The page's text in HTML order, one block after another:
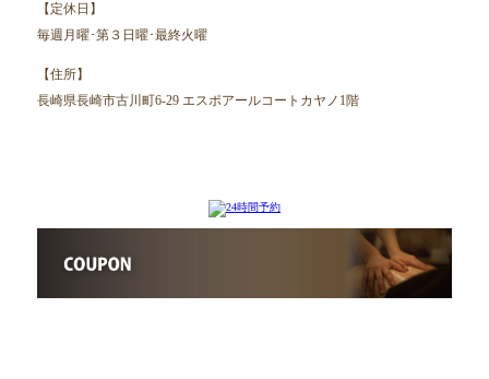
【定休日】
毎週月曜･第３日曜･最終火曜
【住所】
長崎県長崎市古川町6-29 エスポアールコートカヤノ1階